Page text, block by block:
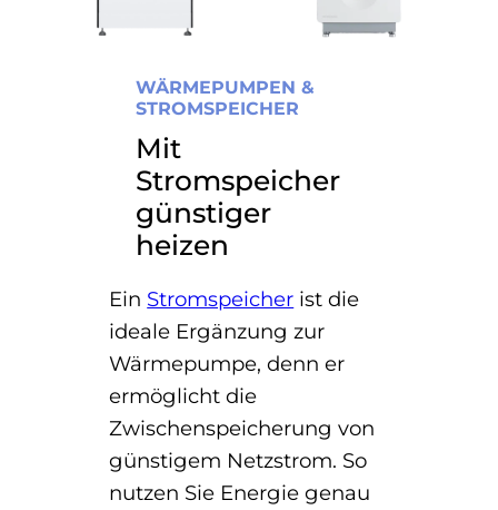
WÄRMEPUMPEN &
STROMSPEICHER
Mit
Stromspeicher
günstiger
heizen
Ein Stromspeicher ist die
ideale Ergänzung zur
Wärmepumpe, denn er
ermöglicht die
Zwischenspeicherung von
günstigem Netzstrom. So
nutzen Sie Energie genau